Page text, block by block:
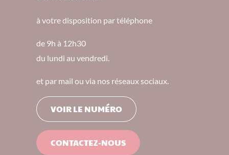
à votre disposition par téléphone
de 9h à 12h30
du lundi au vendredi.
et par mail ou via nos réseaux sociaux.
VOIR LE NUMÉRO
CONTACTEZ-NOUS